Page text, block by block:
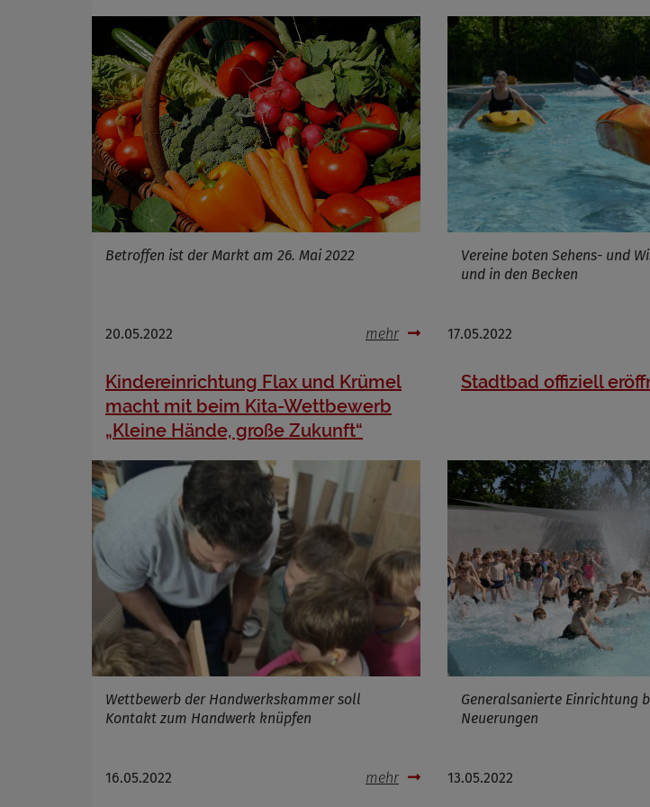
Betroffen ist der Markt am 26. Mai 2022
20.05.2022 mehr
Vereine boten Sehens- und
und in den Becken
17.05.2022
Kindereinrichtung Flax und Krümel
macht mit beim Kita-Wettbewerb
„Kleine Hände, große Zukunft“
Wettbewerb der Handwerkskammer soll
Kontakt zum Handwerk knüpfen
16.05.2022 mehr
Stadtbad offiziell
Generalsanierte Einrichtung
Neuerungen
13.05.2022
Cookie Laufzeit
Infos schließen